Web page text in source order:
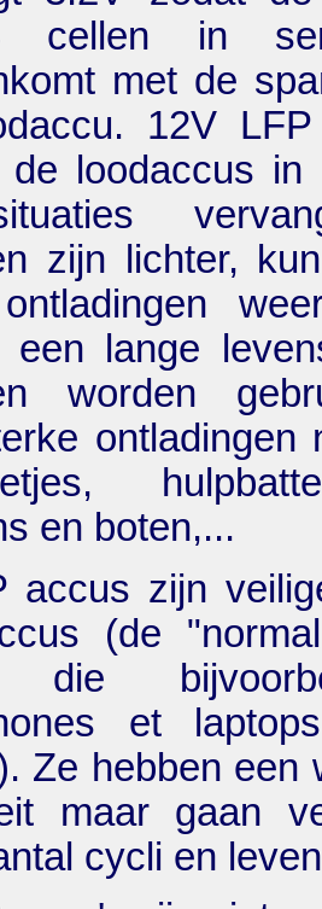
cellen in
met de
12V LFP
de loodaccus in
zijn lichter,
een lange
worden
ontladingen
en boten,...
accus zijn
(de
die
et
Ze hebben een
maar gaan
cycli en